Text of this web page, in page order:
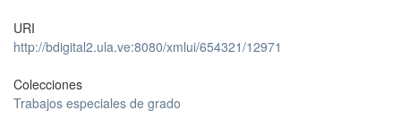
URI
http://bdigital2.ula.ve:8080/xmlui/654321/12971
Colecciones
Trabajos especiales de grado